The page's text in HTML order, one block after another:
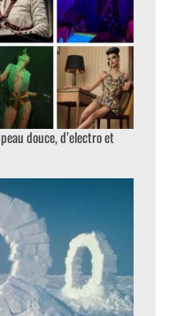
douce, d’electro et